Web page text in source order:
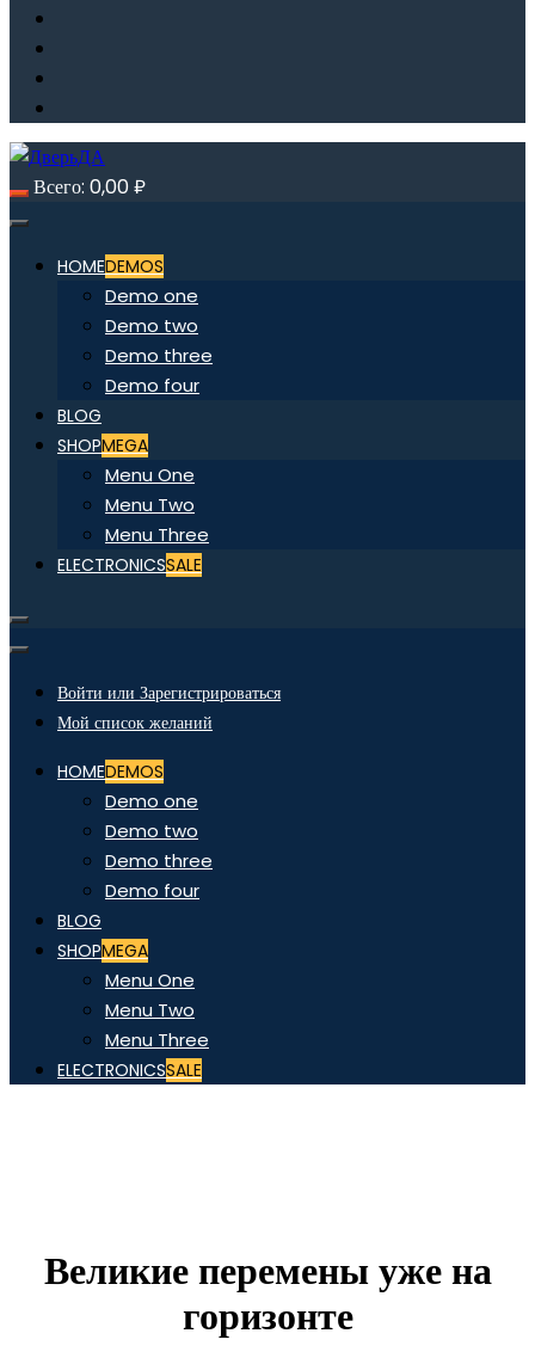
Всего: 0,00₽
HOMEDEMOS
Demo one
Demo two
Demo three
Demo four
BLOG
SHOPMEGA
Menu One
Menu Two
Menu Three
ELECTRONICSSALE
Войти или Зарегистрироваться
Мой список желаний
HOMEDEMOS
Demo one
Demo two
Demo three
Demo four
BLOG
SHOPMEGA
Menu One
Menu Two
Menu Three
ELECTRONICSSALE
Великие перемены уже на
горизонте